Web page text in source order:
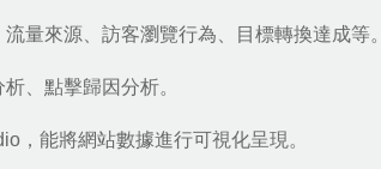
量來源、訪客瀏覽行為、目標轉換達成等。
、點擊歸因分析。
，能將網站數據進行可視化呈現。